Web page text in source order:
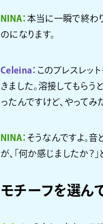
NINA： 本当に一瞬で終わ
のになります。
Celeina： このブレスレッ
きました。溶接してもら
ったんですけど、やってみ
NINA： そうなんですよ。
が、「何か感じましたか？
モチーフを選ん